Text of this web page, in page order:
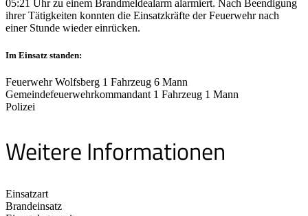
05:21 Uhr zu einem Brandmeldealarm alarmiert. Nach Beendigung
ihrer Tätigkeiten konnten die Einsatzkräfte der Feuerwehr nach
einer Stunde wieder einrücken.
Im Einsatz standen:
Feuerwehr Wolfsberg 1 Fahrzeug 6 Mann
Gemeindefeuerwehrkommandant 1 Fahrzeug 1 Mann
Polizei
Weitere Informationen
Einsatzart
Brandeinsatz